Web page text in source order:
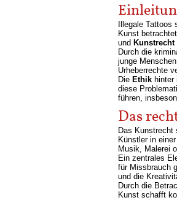
Illegale
Kunst
und Kunstrecht
Durch die
junge
Urheberrechte
Die Ethik
diese
führen,
Das
Das Kunstrecht
Künstler in
Musik, Malerei
Ein zentrales
für Missbrauch
und die
Durch die
Kunst schafft